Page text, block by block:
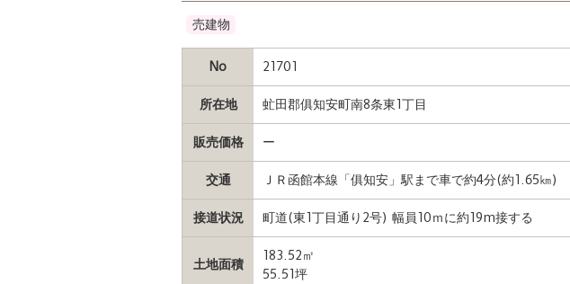
売建物
No 21701
所在地 虻田郡俱知安町南8条東1丁目
販売価格 ー
交通 ＪＲ函館本線「俱知安」駅まで車で約4分(約1.65㎞)
接道状況 町道(東1丁目通り2号) 幅員10ｍに約19m接する
土地面積
183.52㎡
55.51坪